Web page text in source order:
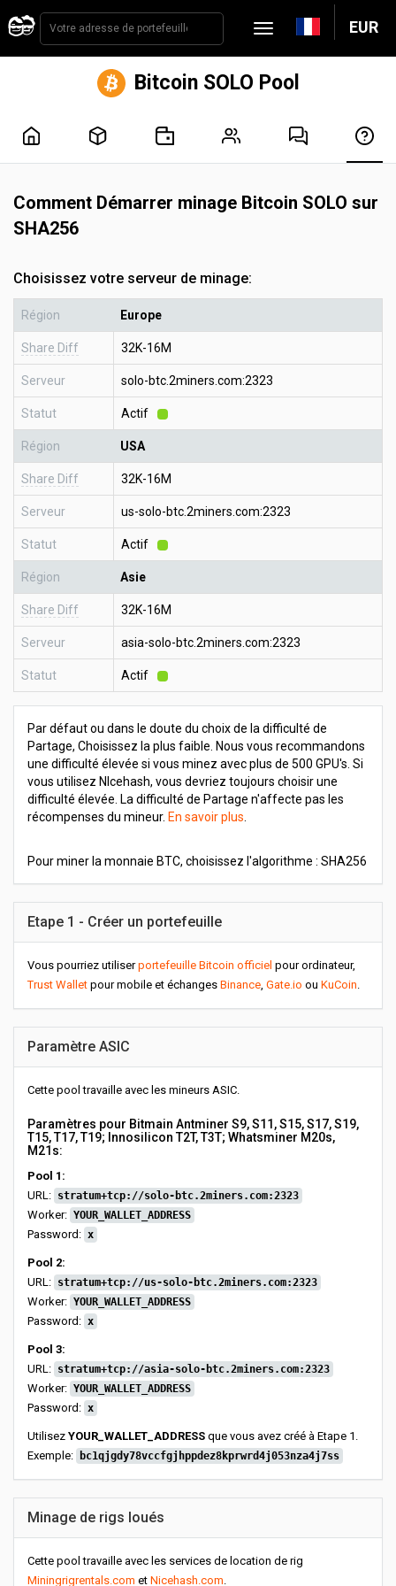
EUR
Bitcoin SOLO Pool
Comment Démarrer minage Bitcoin SOLO sur
SHA256
Choisissez votre serveur de minage:
Région Europe
Share Diff 32K-16M
Serveur solo-btc.2miners.com:2323
Statut Actif
Région USA
Share Diff 32K-16M
Serveur us-solo-btc.2miners.com:2323
Statut Actif
Région Asie
Share Diff 32K-16M
Serveur asia-solo-btc.2miners.com:2323
Statut Actif
Par défaut ou dans le doute du choix de la difficulté de
Partage, Choisissez la plus faible. Nous vous recommandons
une difficulté élevée si vous minez avec plus de 500 GPU's. Si
vous utilisez NIcehash, vous devriez toujours choisir une
difficulté élevée. La difficulté de Partage n'affecte pas les
récompenses du mineur. En savoir plus
Pour miner la monnaie BTC, choisissez l'algorithme : SHA256
Etape 1 - Créer un portefeuille
Vous pourriez utiliserportefeuille Bitcoin officiel pour ordinateur,
Trust Wallet pour mobile et échanges Binance, Gate.io ou KuCoin.
Paramètre ASIC
Cette pool travaille avec les mineurs ASIC.
Paramètres pour Bitmain Antminer S9, S11, S15, S17, S19,
T15, T17, T19; Innosilicon T2T, T3T; Whatsminer M20s,
M21s:
Pool 1:
URL: stratum+tcp://solo-btc.2miners.com:2323
Worker: YOUR_WALLET_ADDRESS
Password: x
Pool 2:
URL: stratum+tcp://us-solo-btc.2miners.com:2323
Worker: YOUR_WALLET_ADDRESS
Password: x
Pool 3:
URL: stratum+tcp://asia-solo-btc.2miners.com:2323
Worker: YOUR_WALLET_ADDRESS
Password: x
Utilisez YOUR_WALLET_ADDRESS que vous avez créé à Etape 1.
Exemple:
bc1qjgdy78vccfgjhppdez8kprwrd4j053nza4j7ss
Minage de rigs loués
Cette pool travaille avec les services de location de rig
Miningrigrentals.com et Nicehash.com.